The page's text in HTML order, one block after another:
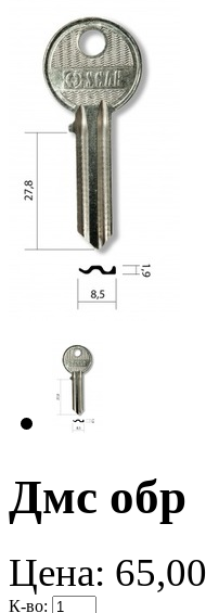
Дмс обр
Цена: 65,00
К-во: